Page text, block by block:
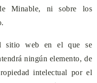
Minable, ni sobre los
sitio web en el que se
ningún elemento, de
intelectual por el